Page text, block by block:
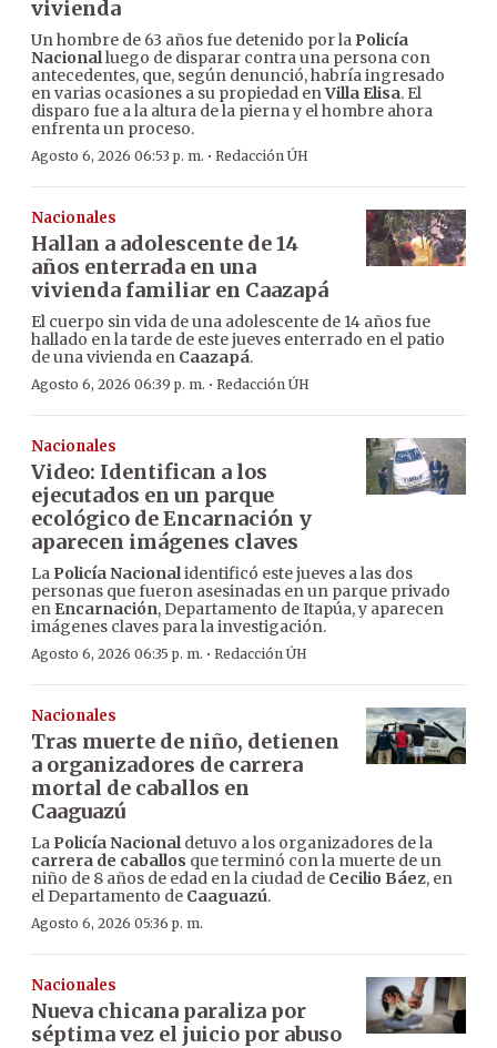
vivienda
Un hombre de 63 años fue detenido por la Policía
Nacionalluego de disparar contra una persona con
antecedentes, que, según denunció, habría ingresado
en varias ocasiones a su propiedad enVilla Elisa. El
disparo fue a la altura de la pierna y el hombre ahora
enfrenta un proceso.
Agosto 6, 2026 06:53 p. m. · Redacción ÚH
Nacionales
Hallan a adolescente de 14
años enterrada en una
vivienda familiar en Caazapá
El cuerpo sin vida de una adolescente de 14 años fue
hallado en la tarde de este jueves enterrado en el patio
de una vivienda en Caazapá.
Agosto 6, 2026 06:39 p. m. · Redacción ÚH
Nacionales
Video: Identifican a los
ejecutados en un parque
ecológico de Encarnación y
aparecen imágenes claves
La Policía Nacionalidentificó este jueves a las dos
personas que fueron asesinadas en un parque privado
en Encarnación, Departamento de Itapúa, y aparecen
imágenes claves para la investigación.
Agosto 6, 2026 06:35 p. m. · Redacción ÚH
Nacionales
Tras muerte de niño, detienen
a organizadores de carrera
mortal de caballos en
Caaguazú
La Policía Nacionaldetuvo a los organizadores de la
carrera de caballos que terminó con la muerte de un
niño de 8 años de edad en la ciudad de Cecilio Báez, en
el Departamento de Caaguazú.
Agosto 6, 2026 05:36 p. m.
Nacionales
Nueva chicana paraliza por
séptima vez el juicio por abuso